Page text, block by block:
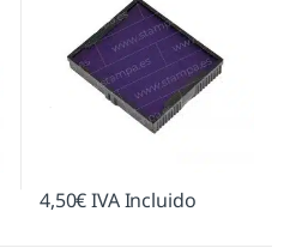
4,50€IVA Incluido